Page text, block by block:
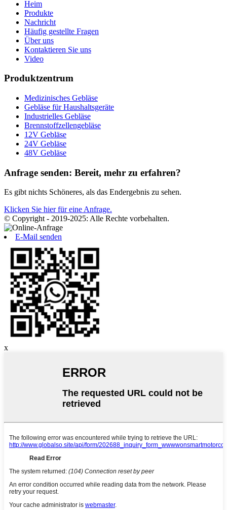
Heim
Produkte
Nachricht
Häufig gestellte Fragen
Über uns
Kontaktieren Sie uns
Video
Produktzentrum
Medizinisches Gebläse
Gebläse für Haushaltsgeräte
Industrielles Gebläse
Brennstoffzellengebläse
12V Gebläse
24V Gebläse
48V Gebläse
Anfrage senden: Bereit, mehr zu erfahren?
Es gibt nichts Schöneres, als das Endergebnis zu sehen.
Klicken Sie hier für eine Anfrage.
© Copyright - 2019-2025: Alle Rechte vorbehalten.
E-Mail senden
x